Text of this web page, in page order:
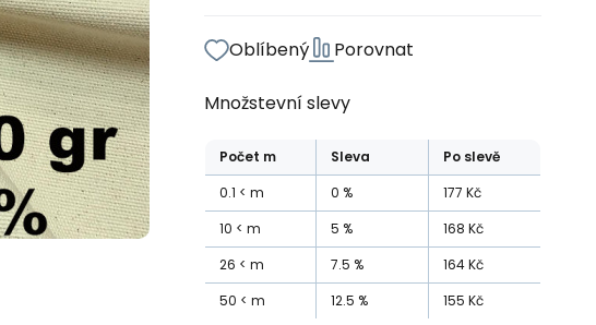
Oblíbený Porovnat
Množstevní slevy
Počet m Sleva
Po slevě
0.1
m 0 % 177 Kč
10
m 5 % 168 Kč
26
m 7.5 % 164Kč
50
m 12.5 % 155 Kč